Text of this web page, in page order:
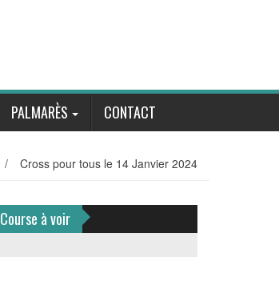
PALMARÈS CONTACT
/ Cross pour tous le 14 Janvier 2024
Course à voir